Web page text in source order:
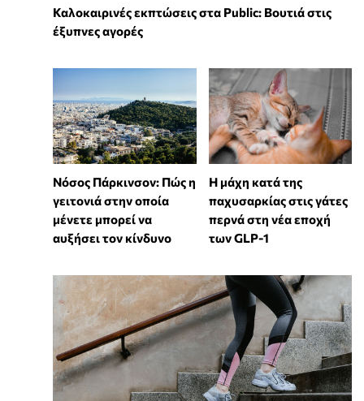
Καλοκαιρινές εκπτώσεις στα Public: Βουτιά στις
έξυπνες αγορές
Νόσος Πάρκινσον: Πώς η
γειτονιά στην οποία
μένετε μπορεί να
αυξήσει τον κίνδυνο
Η μάχη κατά της
παχυσαρκίας στις γάτες
περνά στη νέα εποχή
των GLP-1